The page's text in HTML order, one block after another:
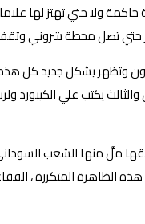
ولا حتي تهتز لها
حتي تصل محطة شروني
يشكل جديد كل هذه
يكتب علي
ملَّ منها الشعب
هذه الظاهرة